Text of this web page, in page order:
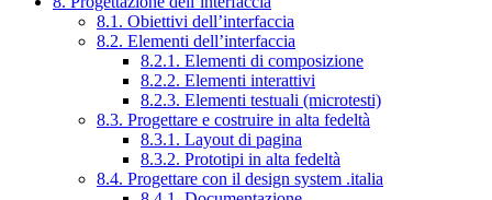
8.1. Obiettivi dell’interfaccia
8.2. Elementi dell’interfaccia
8.2.1. Elementi di composizione
8.2.2. Elementi interattivi
8.2.3. Elementi testuali (microtesti)
8.3. Progettare e costruire in alta fedeltà
8.3.1. Layout di pagina
8.3.2. Prototipi in alta fedeltà
8.4. Progettare con il design system .italia